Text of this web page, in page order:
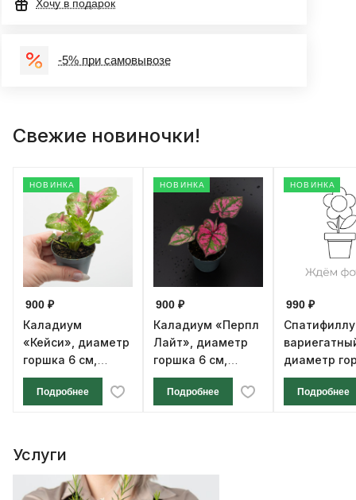
Хочу в подарок
-5% при самовывозе
Свежие новиночки!
НОВИНКА
900 ₽
Каладиум
«Кейси», диаметр
горшка 6 см,
высота 12 см
Подробнее
НОВИНКА
900 ₽
Каладиум «Перпл
Лайт», диаметр
горшка 6 см,
высота 12 см
Подробнее
НОВИНКА
990 ₽
диаметр
см, высота
Подробнее
Услуги